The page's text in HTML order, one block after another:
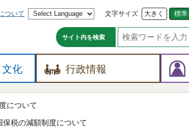
ついて 文字サイズ 大きく 標準
サイト内を検索
文化 行政情報
について
保税の減額制度について